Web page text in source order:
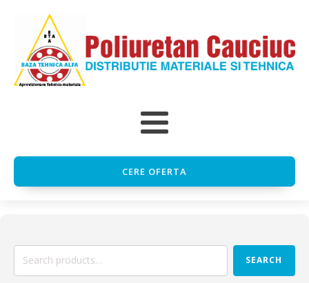
CERE OFERTA
Search
SEARCH